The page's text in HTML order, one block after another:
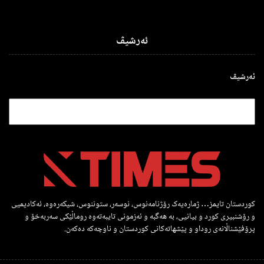
ئەرشیڤ
ئەرشیڤ
کوردستان تایمز… ژمارەیەک رۆژنامەنوس، نوسەر، ستوننوس، شیکەرەوە، ئەکادیمیی
و رۆشنبیری کورد و بیانیی، بە هەگبە و ئەزمونی تایبەتەوە روماڵێکی سەربەخۆ و
پرۆفێشناڵانەی روداو و پێشهاتەکانی کوردستان و ناوچەکە دەکەن.